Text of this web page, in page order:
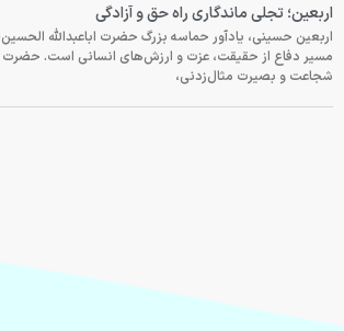
اربعین؛ تجلی ماندگاری راه حق و آزادگی
اربعین حسینی، یادآور حماسه بزرگ حضرت اباعبدالله
مسیر دفاع از حقیقت، عزت و ارزش‌های انسانی است. حضرت
شجاعت و بصیرت مثال‌زدنی،